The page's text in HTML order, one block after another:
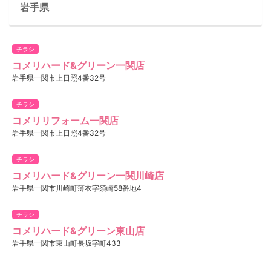
岩手県
チラシ
コメリハード&グリーン一関店
岩手県一関市上日照4番32号
チラシ
コメリリフォーム一関店
岩手県一関市上日照4番32号
チラシ
コメリハード&グリーン一関川崎店
岩手県一関市川崎町薄衣字須崎58番地4
チラシ
コメリハード&グリーン東山店
岩手県一関市東山町長坂字町433